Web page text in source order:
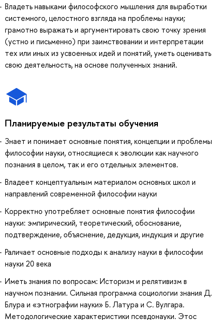
Владеть навыками философского мышления для выработки
системного, целостного взгляда на проблемы науки;
грамотно выражать и аргументировать свою точку зрения
(устно и письменно) при заимствовании и интерпретации
тех или иных из усвоенных идей и понятий, уметь оценивать
свою деятельность, на основе полученных знаний.
Планируемые результаты обучения
Знает и понимает основные понятия, концепции и проблемы
философии науки, относящиеся к эволюции как научного
познания в целом, так и его отдельных элементов.
Владеет концептуальным материалом основных школ и
направлений современной философии науки
Корректно употребляет основные понятия философии
науки: эмпирический, теоретический, обоснование,
подтверждение, объяснение, дедукция, индукция и другие
Раличает основные подходы к анализу науки в философии
науки 20 века
Иметь знания по вопросам: Историзм и релятивизм в
научном познании. Сильная программа социологии знания Д.
Блура и «этнографии науки» Б. Латура и С. Вулгара.
Методологические характеристики псевдонауки. Этос